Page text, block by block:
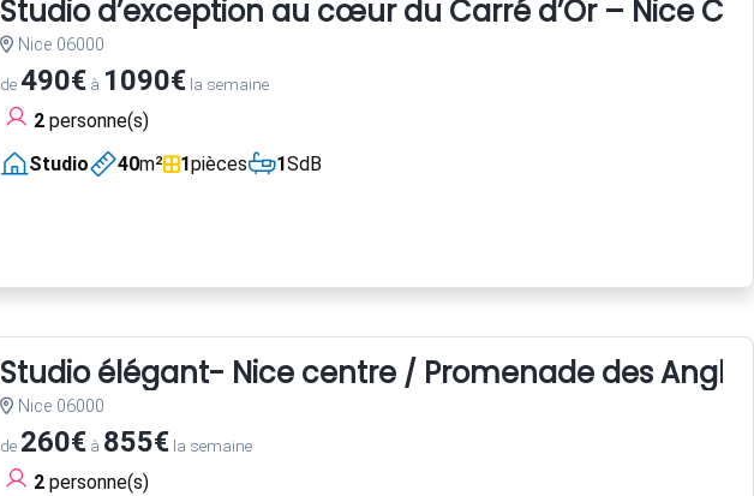
Studio d’exception au cœur du Carré d’Or – Nice
Nice 06000
de490€à 1090€la semaine
2personne(s)
Studio
40m² 1pièces 1SdB
Studio élégant- Nice centre / Promenade des
Nice 06000
de 260€à 855€la semaine
2personne(s)